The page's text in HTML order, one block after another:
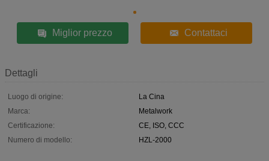
Miglior prezzo Contattaci
Dettagli
Luogo di origine:
La Cina
Marca:
Metalwork
Certificazione:
CE, ISO, CCC
Numero di modello:
HZL-2000